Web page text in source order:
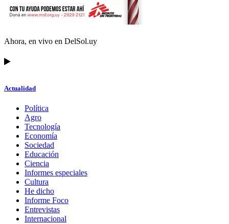
Ahora, en vivo en DelSol.uy
Actualidad
Política
Agro
Tecnología
Economía
Sociedad
Educación
Ciencia
Informes especiales
Cultura
He dicho
Informe Foco
Entrevistas
Internacional